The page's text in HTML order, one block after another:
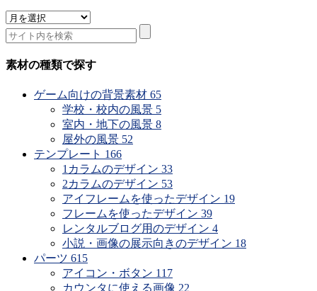
素
材
の
公
素材の種類で探す
ゲーム向けの背景素材 65
学校・校内の風景 5
室内・地下の風景 8
屋外の風景 52
テンプレート 166
1カラムのデザイン 33
2カラムのデザイン 53
アイフレームを使ったデザイン 19
フレームを使ったデザイン 39
レンタルブログ用のデザイン 4
小説・画像の展示向きのデザイン 18
パーツ 615
アイコン・ボタン 117
カウンタに使える画像 22